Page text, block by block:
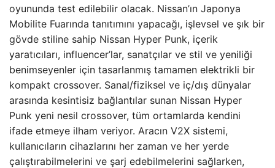
oyununda test edilebilir olacak. Nissan’ın Japonya
Mobilite Fuarında tanıtımını yapacağı, işlevsel ve şık bir
gövde stiline sahip Nissan Hyper Punk, içerik
yaratıcıları, influencer’lar, sanatçılar ve stil ve yeniliği
benimseyenler için tasarlanmış tamamen elektrikli bir
kompakt crossover. Sanal/fiziksel ve iç/dış dünyalar
arasında kesintisiz bağlantılar sunan Nissan Hyper
Punk yeni nesil crossover, tüm ortamlarda kendini
ifade etmeye ilham veriyor. Aracın V2X sistemi,
kullanıcıların cihazlarını her zaman ve her yerde
çalıştırabilmelerini ve şarj edebilmelerini sağlarken,